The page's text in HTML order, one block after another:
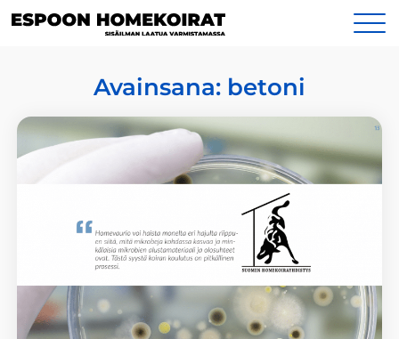
sisältöön
Yhteystiedot
Avainsana: betoni